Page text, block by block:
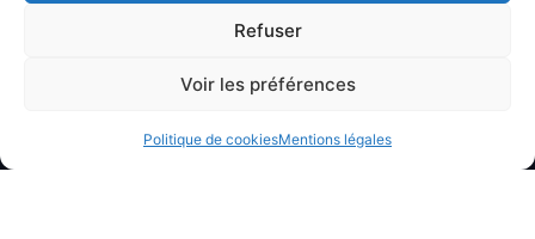
Refuser
Voir les préférences
Politique de cookiesMentions légales
ECOSAC PRO, offrez-vous la
ce qui importe vraiment dans votre activité.
Optez pour des emballages responsables